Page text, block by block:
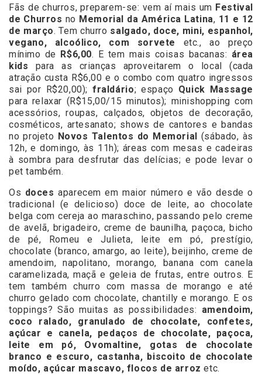
Fãs de churros, preparem-se: vem aí mais um Festival
de Churros no Memorial da América Latina, 11 e 12
de março. Tem churro salgado, doce, mini, espanhol,
vegano, alcoólico, com sorvete
etc., ao preço
mínimo de
R$6,00. E tem mais coisas bacanas: área
kids para as crianças aproveitarem o local (cada
atração custa R$6,00 e o combo com quatro ingressos
sai por R$20,00);fraldário; espaço Quick Massage
para relaxar (R$15,00/15 minutos); minishopping com
acessórios, roupas, calçados, objetos de decoração,
cosméticos, artesanato; shows de cantores e bandas
no projeto Novos Talentos do Memorial (sábado, às
12h, e domingo, às 11h); áreas com mesas e cadeiras
à sombra para desfrutar das delícias; e pode levar o
pet também.
Os doces aparecem em maior número e vão desde o
tradicional (e delicioso) doce de leite, ao chocolate
belga com cereja ao maraschino, passando pelo creme
de avelã, brigadeiro, creme de baunilha, paçoca, bicho
de pé, Romeu e Julieta, leite em pó, prestígio,
chocolate (branco, amargo, ao leite), beijinho, creme de
amendoim, napolitano, morango, banana com canela
caramelizada, maçã e geleia de frutas, entre outros. E
tem também churro com massa de morango e até
churro gelado com chocolate, chantilly e morango. E os
toppings? São muitas as possibilidades: amendoim,
coco ralado, granulado de chocolate, confetes,
açúcar e canela, pedaços de chocolate, paçoca,
leite em pó, Ovomaltine, gotas de chocolate
branco e escuro, castanha, biscoito de chocolate
moído, açúcar mascavo, flocos de arroz etc.